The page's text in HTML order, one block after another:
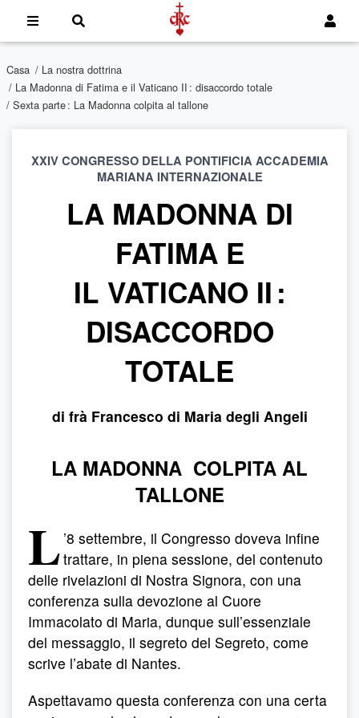
Casa / La nostra dottrina
/ La Madonna di Fatima e il Vaticano II : disaccordo totale
/ Sexta parte : La Madonna colpita al tallone
XXIV CONGRESSO DELLA PONTIFICIA ACCADEMIA
MARIANA INTERNAZIONALE
LA MADONNA DI
FATIMA E
IL VATICANO II :
DISACCORDO
TOTALE
di frà Francesco di Maria degli Angeli
LA MADONNA COLPITA AL
TALLONE
L ’8 settembre, il Congresso doveva infine
trattare, in piena sessione, del contenuto
delle rivelazioni di Nostra Signora, con una
conferenza sulla devozione al Cuore
Immacolato di Maria, dunque sull’essenziale
del messaggio, il segreto del Segreto, come
scrive l’abate di Nantes.
Aspettavamo questa conferenza con una certa